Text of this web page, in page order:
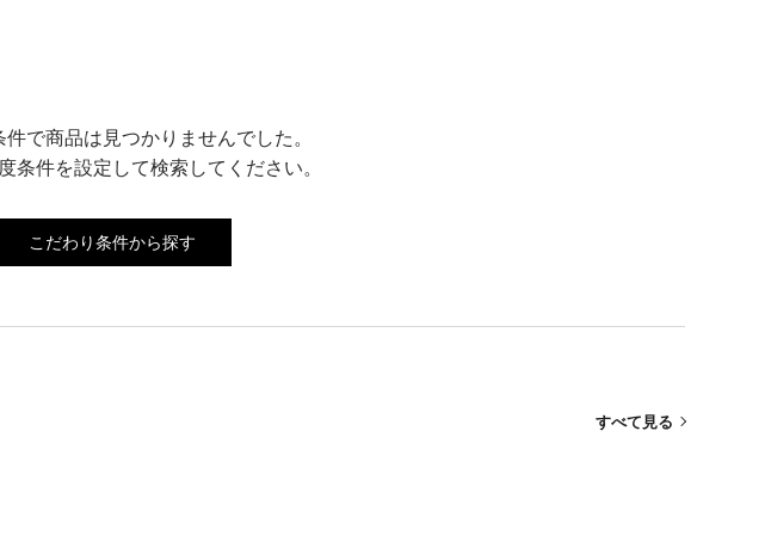
件で商品は見つかりませんでした。
条件を設定して検索してください。
こだわり条件から探す
すべて見る